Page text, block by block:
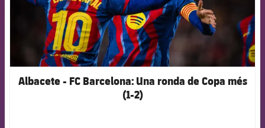
Albacete - FC Barcelona: Una ronda de Copa més
(1-2)